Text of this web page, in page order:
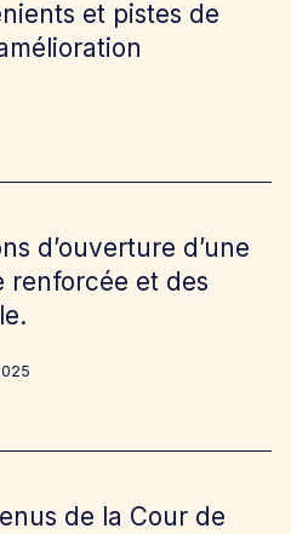
et pistes de
d’ouverture d’une
renforcée et des
de la Cour de